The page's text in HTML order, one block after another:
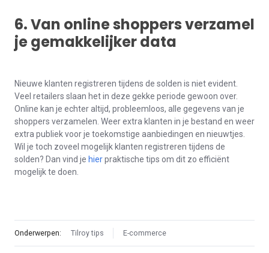
6. Van online shoppers verzamel
je gemakkelijker data
Nieuwe klanten registreren tijdens de solden is niet evident.
Veel retailers slaan het in deze gekke periode gewoon over.
Online kan je echter altijd, probleemloos, alle gegevens van je
shoppers verzamelen. Weer extra klanten in je bestand en weer
extra publiek voor je toekomstige aanbiedingen en nieuwtjes.
Wil je toch zoveel mogelijk klanten registreren tijdens de
solden? Dan vind je hierpraktische tips om dit zo efficiënt
mogelijk te doen.
Onderwerpen: Tilroy tips E-commerce